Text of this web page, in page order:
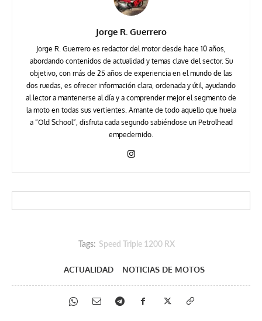
Jorge R. Guerrero
Jorge R. Guerrero es redactor del motor desde hace 10 años,
abordando contenidos de actualidad y temas clave del sector. Su
objetivo, con más de 25 años de experiencia en el mundo de las
dos ruedas, es ofrecer información clara, ordenada y útil, ayudando
al lector a mantenerse al día y a comprender mejor el segmento de
la moto en todas sus vertientes. Amante de todo aquello que huela
a “Old School”, disfruta cada segundo sabiéndose un Petrolhead
empedernido.
Tags: Speed Triple 1200 RX
ACTUALIDAD NOTICIAS DE MOTOS